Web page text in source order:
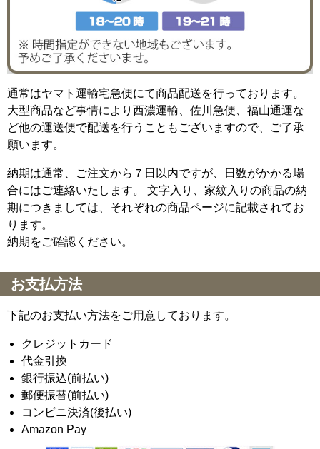
通常はヤマト運輸宅急便にて商品配送を行っております。
大型商品など事情により西濃運輸、佐川急便、福山通運な
ど他の運送便で配送を行うこともございますので、ご了承
願います。
納期は通常、ご注文から７日以内ですが、日数がかかる場
合にはご連絡いたします。 文字入り、家紋入りの商品の納
期につきましては、それぞれの商品ページに記載されてお
ります。
納期をご確認ください。
お支払方法
下記のお支払い方法をご用意しております。
クレジットカード
代金引換
銀行振込(前払い)
郵便振替(前払い)
コンビニ決済(後払い)
Amazon Pay